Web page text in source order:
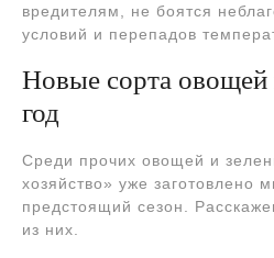
вредителям, не боятся
условий и перепадов
Новые сорта овощей
год
Среди прочих овощей и
хозяйство» уже заготовлено
предстоящий сезон.
из них.